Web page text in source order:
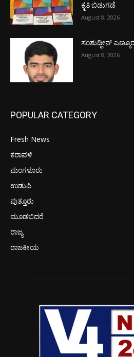
ಕೃತಿ ಬಿಡುಗಡೆ
August 8, 2026
ಸಂಶುದ್ಧೀನ್
August 8, 2026
POPULAR CATEGORY
Fresh News
ಕರಾವಳಿ
ಮಂಗಳೂರು
ಉಡುಪಿ
ಪುತ್ತೂರು
ಮೂಡಬಿದರೆ
ರಾಜ್ಯ
ರಾಜಕೀಯ